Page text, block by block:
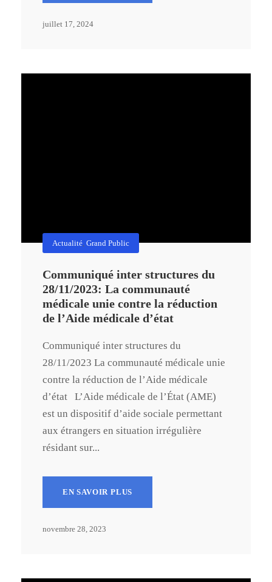
juillet 17, 2024
Actualité, Grand Public
Communiqué inter structures du
28/11/2023: La communauté
médicale unie contre la réduction
de l’Aide médicale d’état
Communiqué inter structures du
28/11/2023 La communauté médicale unie
contre la réduction de l’Aide médicale
d’état L’Aide médicale de l’État (AME)
est un dispositif d’aide sociale permettant
aux étrangers en situation irrégulière
résidant sur...
EN SAVOIR PLUS
novembre 28, 2023